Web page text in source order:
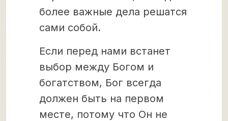
более важные дела решатся
сами собой.
Если перед нами встанет
выбор между Богом и
богатством, Бог всегда
должен быть на первом
месте, потому что Он не